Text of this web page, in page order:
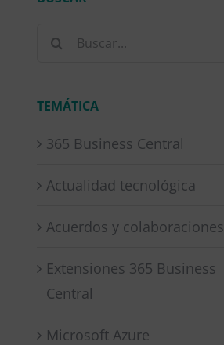
Buscar:
TEMÁTICA
365 Business Central
Actualidad tecnológica
Acuerdos y colaboraciones
Extensiones 365 Business
Central
Microsoft Azure